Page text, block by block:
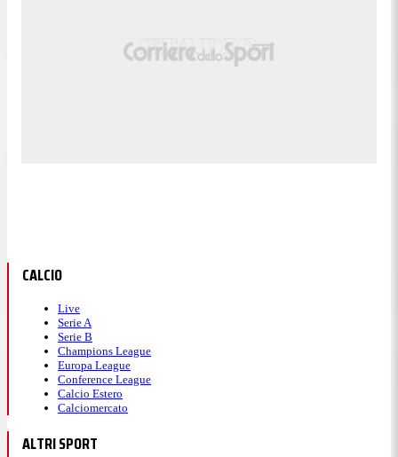
CALCIO
Live
Serie A
Serie B
Champions League
Europa League
Conference League
Calcio Estero
Calciomercato
ALTRI SPORT